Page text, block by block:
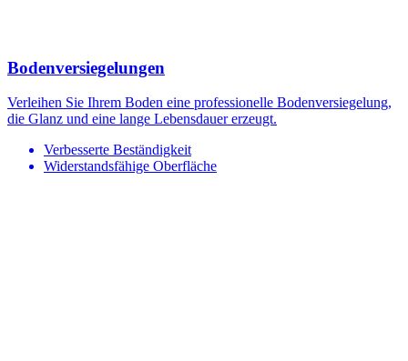
Bodenversiegelungen
Verleihen Sie Ihrem Boden eine professionelle Bodenversiegelung,
die Glanz und eine lange Lebensdauer erzeugt.
Verbesserte Beständigkeit
Widerstandsfähige Oberfläche